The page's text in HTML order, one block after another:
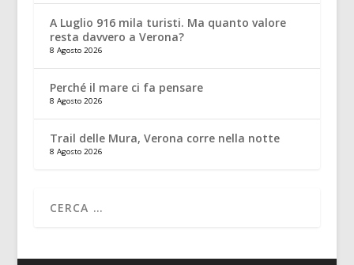
A Luglio 916 mila turisti. Ma quanto valore
resta davvero a Verona?
8 Agosto 2026
Perché il mare ci fa pensare
8 Agosto 2026
Trail delle Mura, Verona corre nella notte
8 Agosto 2026